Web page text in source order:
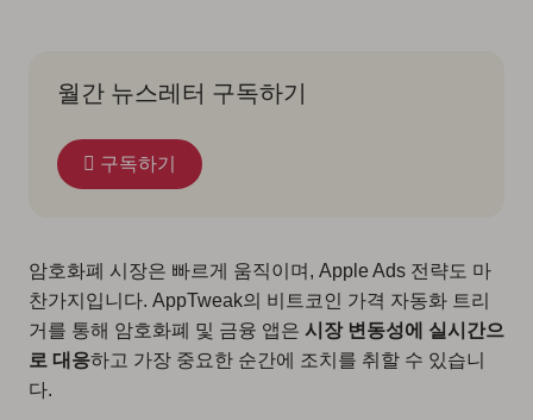
월간 뉴스레터 구독하기
구독하기
암호화폐 시장은 빠르게 움직이며, Apple Ads 전략도 마
찬가지입니다. AppTweak의 비트코인 가격 자동화 트리
거를 통해 암호화폐 및 금융 앱은 시장 변동성에 실시간으
로 대응하고 가장 중요한 순간에 조치를 취할 수 있습니
다.